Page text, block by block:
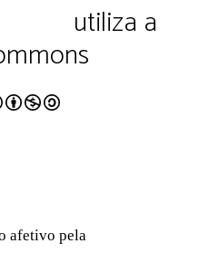
utiliza a
afetivo pela